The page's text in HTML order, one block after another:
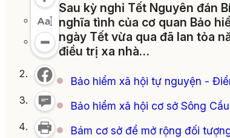
Sau kỳ nghỉ Tết Nguyên đán
nghĩa tình của cơ quan Bảo
ngày Tết vừa qua đã lan tỏa
điều trị xa nhà…
Bảo hiểm xã hội tự nguyện -
Bảo hiểm xã hội cơ sở Sông
Bám cơ sở để mở rộng đối